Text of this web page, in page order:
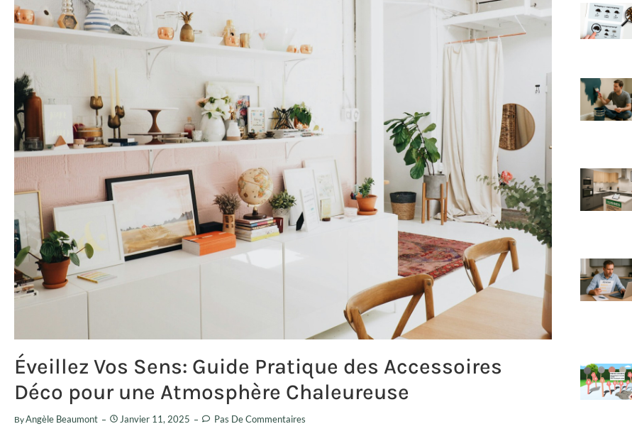
Éveillez Vos Sens: Guide Pratique des Accessoires
Déco pour une Atmosphère Chaleureuse
ByAngèle Beaumont Janvier 11, 2025 Pas De Commentaires